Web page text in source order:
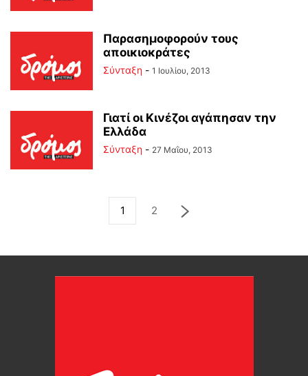
Παρασημοφορούν τους
αποικιοκράτες
Σύνταξη - 1 Ιουλίου, 2013
Γιατί οι Κινέζοι αγάπησαν την
Ελλάδα
Σύνταξη - 27 Μαΐου, 2013
1 2